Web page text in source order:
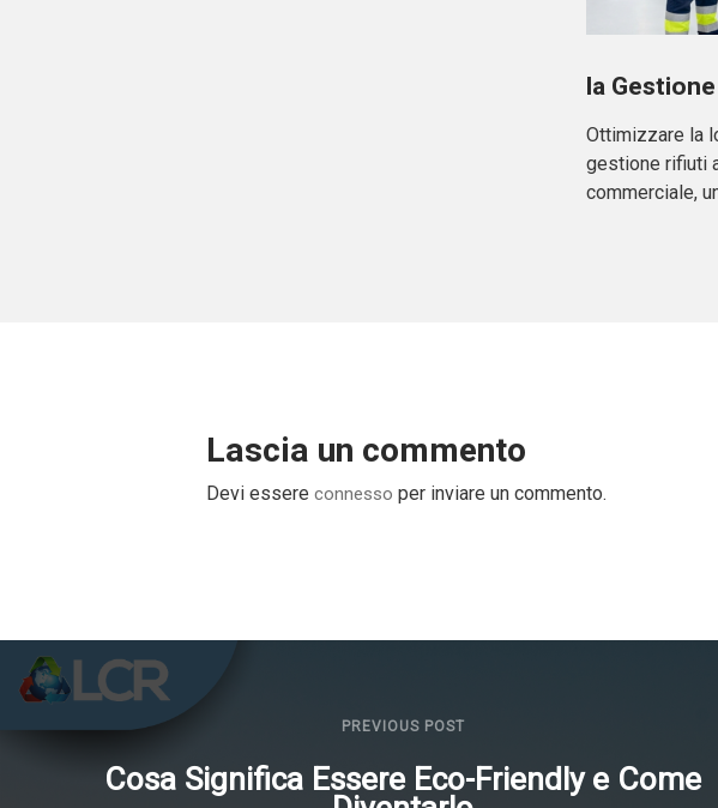
la
Ottimizzare la
gestione rifiuti
commerciale,
Lascia un commento
Devi essere connesso per inviare un commento.
PREVIOUS POST
Cosa Significa Essere Eco-Friendly e Come